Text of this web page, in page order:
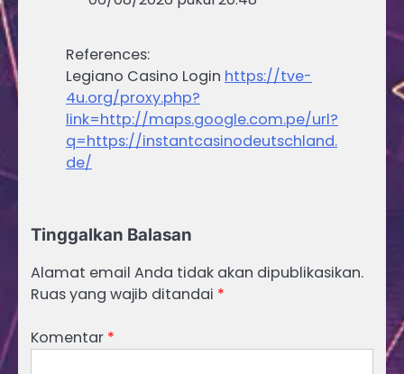
References:
Legiano Casino Login https://tve-
4u.org/proxy.php?
link=http://maps.google.com.pe/url?
q=https://instantcasinodeutschland.
de/
Tinggalkan Balasan
Alamat email Anda tidak akan dipublikasikan.
Ruas yang wajib ditandai *
Komentar *